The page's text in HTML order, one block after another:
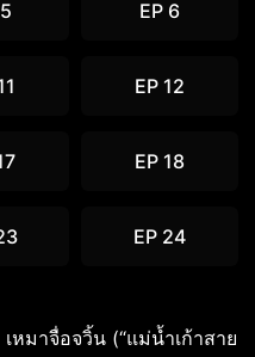
EP 6
EP 12
EP 18
EP 24
หมาจื่อจวิ้น (“แม่น้ำเก้าสาย